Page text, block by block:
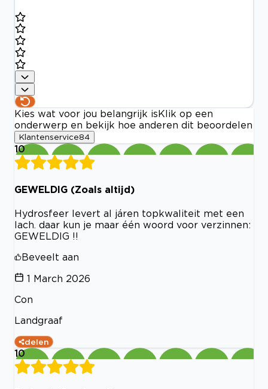
Kies wat voor jou belangrijk is Klik op een
onderwerp en bekijk hoe anderen dit beoordelen
Klantenservice84
10
GEWELDIG (Zoals altijd)
Hydrosfeer levert al járen topkwaliteit met een
lach. daar kun je maar één woord voor verzinnen:
GEWELDIG !!
Beveelt aan
1 March 2026
Con
Landgraaf
delen
10